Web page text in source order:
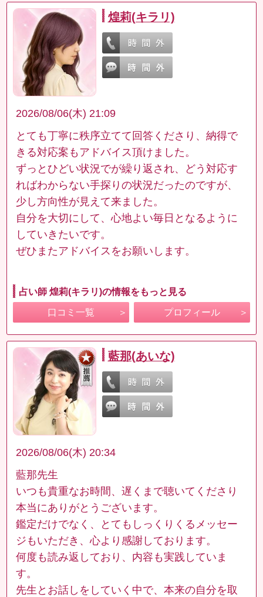
煌莉(キラリ)
2026/08/06(木) 21:09
とても丁寧に秩序立てて回答くださり、納得で
きる対応案もアドバイス頂けました。
ずっとひどい状況でが繰り返され、どう対応す
ればわからない手探りの状況だったのですが、
少し方向性が見えて来ました。
自分を大切にして、心地よい毎日となるように
していきたいです。
ぜひまたアドバイスをお願いします。
占い師 煌莉(キラリ)の情報をもっと見る
口コミ一覧 プロフィール
藍那(あいな)
2026/08/06(木) 20:34
藍那先生
いつも貴重なお時間、遅くまで聴いてくださり
本当にありがとうございます。
鑑定だけでなく、とてもしっくりくるメッセー
ジもいただき、心より感謝しております。
何度も読み返しており、内容も実践していま
す。
先生とお話しをしていく中で、本来の自分を取